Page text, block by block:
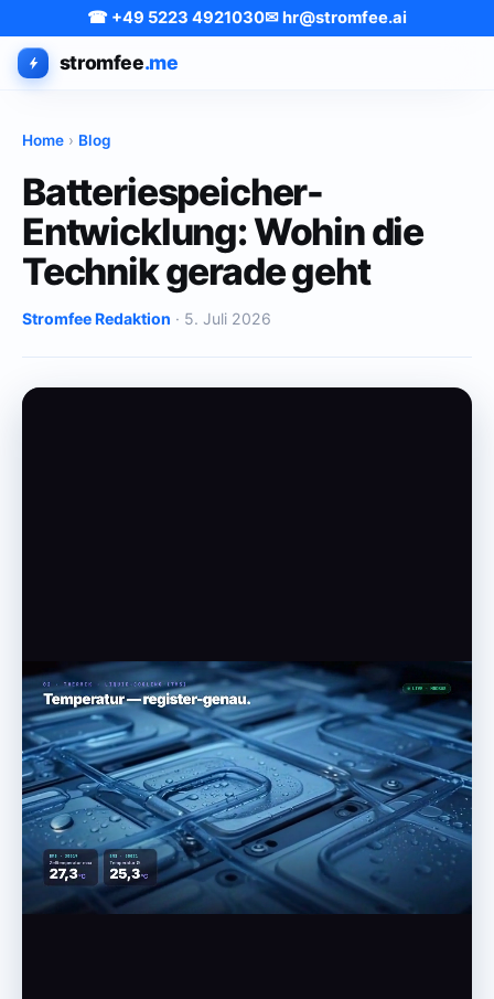
☎ +49 5223 4921030✉ hr@stromfee.ai
stromfee.me
Home › Blog
Batteriespeicher-
Entwicklung: Wohin die
Technik gerade geht
Stromfee Redaktion · 5. Juli 2026